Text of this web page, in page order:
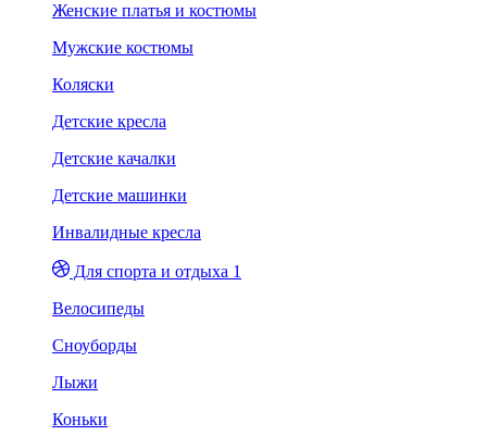
Женские платья и костюмы
Мужские костюмы
Коляски
Детские кресла
Детские качалки
Детские машинки
Инвалидные кресла
Для спорта и отдыха 1
Велосипеды
Сноуборды
Лыжи
Коньки